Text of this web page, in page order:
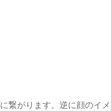
繋がります。逆に顔のイメ